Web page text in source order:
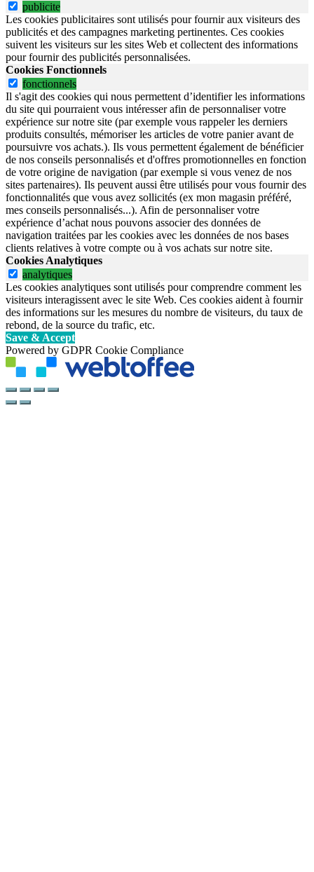
publicite
Les cookies publicitaires sont utilisés pour fournir aux visiteurs des
publicités et des campagnes marketing pertinentes. Ces cookies
suivent les visiteurs sur les sites Web et collectent des informations
pour fournir des publicités personnalisées.
Cookies Fonctionnels
fonctionnels
Il s'agit des cookies qui nous permettent d’identifier les informations
du site qui pourraient vous intéresser afin de personnaliser votre
expérience sur notre site (par exemple vous rappeler les derniers
produits consultés, mémoriser les articles de votre panier avant de
poursuivre vos achats.). Ils vous permettent également de bénéficier
de nos conseils personnalisés et d'offres promotionnelles en fonction
de votre origine de navigation (par exemple si vous venez de nos
sites partenaires). Ils peuvent aussi être utilisés pour vous fournir des
fonctionnalités que vous avez sollicités (ex mon magasin préféré,
mes conseils personnalisés...). Afin de personnaliser votre
expérience d’achat nous pouvons associer des données de
navigation traitées par les cookies avec les données de nos bases
clients relatives à votre compte ou à vos achats sur notre site.
Cookies Analytiques
analytiques
Les cookies analytiques sont utilisés pour comprendre comment les
visiteurs interagissent avec le site Web. Ces cookies aident à fournir
des informations sur les mesures du nombre de visiteurs, du taux de
rebond, de la source du trafic, etc.
Save & Accept
Powered by GDPR Cookie Compliance